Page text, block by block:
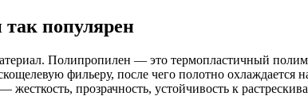
популярен
Полипропилен — это термопластичный
фильеру, после чего полотно
жесткость, прозрачность, устойчивость к